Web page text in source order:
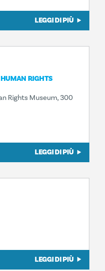
LEGGI DI PIÙ
RIGHTS
Rights Museum, 300
LEGGI DI PIÙ
LEGGI DI PIÙ